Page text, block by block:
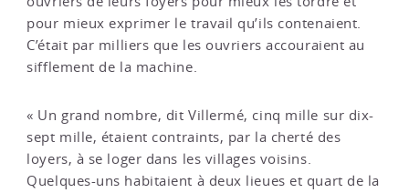
pour mieux exprimer le travail qu’ils contenaient.
C’était par milliers que les ouvriers accouraient au
sifflement de la machine.
« Un grand nombre, dit Villermé, cinq mille sur dix-
sept mille, étaient contraints, par la cherté des
loyers, à se loger dans les villages voisins.
Quelques-uns habitaient à deux lieues et quart de la